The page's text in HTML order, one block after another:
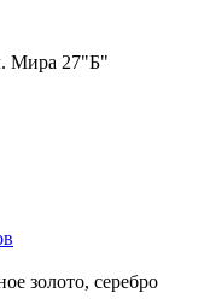
Мира 27"Б"
золото, серебро